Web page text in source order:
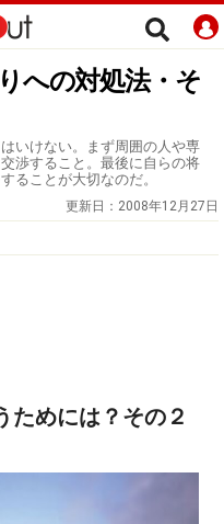
への対処法・そ
いけない。まず周囲の人や専
渉すること。最後に自らの将
ることが大切なのだ。
更新日： 2008年12月27日
ためには？その２